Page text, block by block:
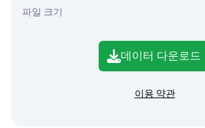
파일 크기
데이터 다운로드
이용 약관